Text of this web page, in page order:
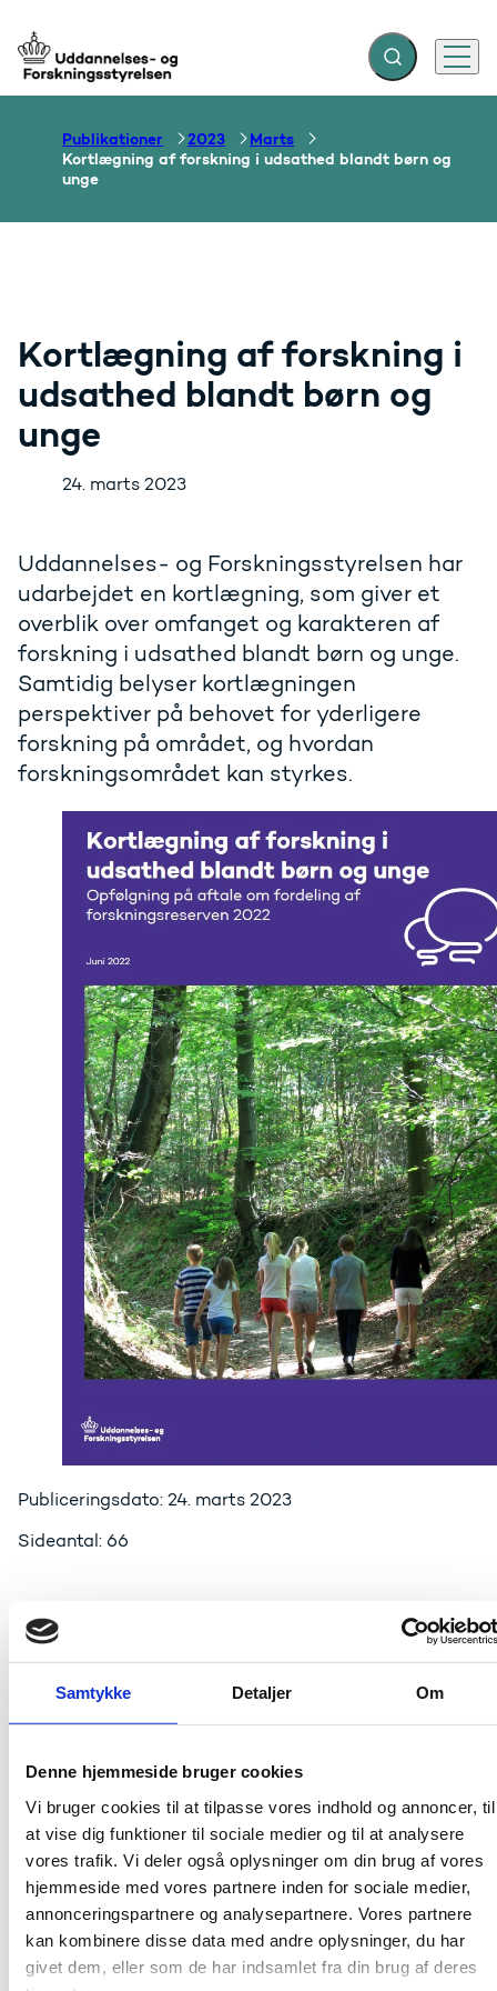
Samtykke Detaljer Om
Denne hjemmeside bruger cookies
Vi bruger cookies til at tilpasse vores indhold og annoncer, til
at vise dig funktioner til sociale medier og til at analysere
vores trafik. Vi deler også oplysninger om din brug af vores
hjemmeside med vores partnere inden for sociale medier,
annonceringspartnere og analysepartnere. Vores partnere
kan kombinere disse data med andre oplysninger, du har
givet dem, eller som de har indsamlet fra din brug af deres
Gå til forsiden Fold søgefelt ud
Menu
Publikationer 2023
Marts
Kortlægning af forskning i udsathed blandt børn og
unge
Kortlægning af forskning i
udsathed blandt børn og
unge
24. marts 2023
Uddannelses- og Forskningsstyrelsen har
udarbejdet en kortlægning, som giver et
overblik over omfanget og karakteren af
forskning i udsathed blandt børn og unge.
Samtidig belyser kortlægningen
perspektiver på behovet for yderligere
forskning på området, og hvordan
forskningsområdet kan styrkes.
Publiceringsdato: 24. marts 2023
Sideantal: 66
Kortlægningen viser bl.a., at:
Forskning i udsathed blandt børn og unge i
Danmark er spredt over en bred vifte af faglige
området i 2021, hvilket svarer til ca. 3,8 pct. af de
samlede årsværk inden for områderne
samfundsvidenskab og humaniora, som en stor del
af forskningen falder inden for.
Forskningen indgår i mange felter, bl.a. psykologi,
sociologi, jura, kulturvidenskab, økonomi mv.
De 206 forskningsårsværk i 2021 er fordelt på 504
FoU-aktive ansatte.
Basismidler er den største finansieringskilde, og
private kilder udgør også en stor del.